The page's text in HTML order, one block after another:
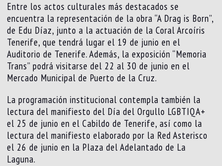
Entre los actos culturales más destacados se
encuentra la representación de la obra “A Drag is Born”,
de Edu Díaz, junto a la actuación de la Coral Arcoíris
Tenerife, que tendrá lugar el 19 de junio en el
Auditorio de Tenerife. Además, la exposición “Memoria
Trans” podrá visitarse del 22 al 30 de junio en el
Mercado Municipal de Puerto de la Cruz.
La programación institucional contempla también la
lectura del manifiesto del Día del Orgullo LGBTIQA+
el 25 de junio en el Cabildo de Tenerife, así como la
lectura del manifiesto elaborado por la Red Asterisco
el 26 de junio en la Plaza del Adelantado de La
Laguna.